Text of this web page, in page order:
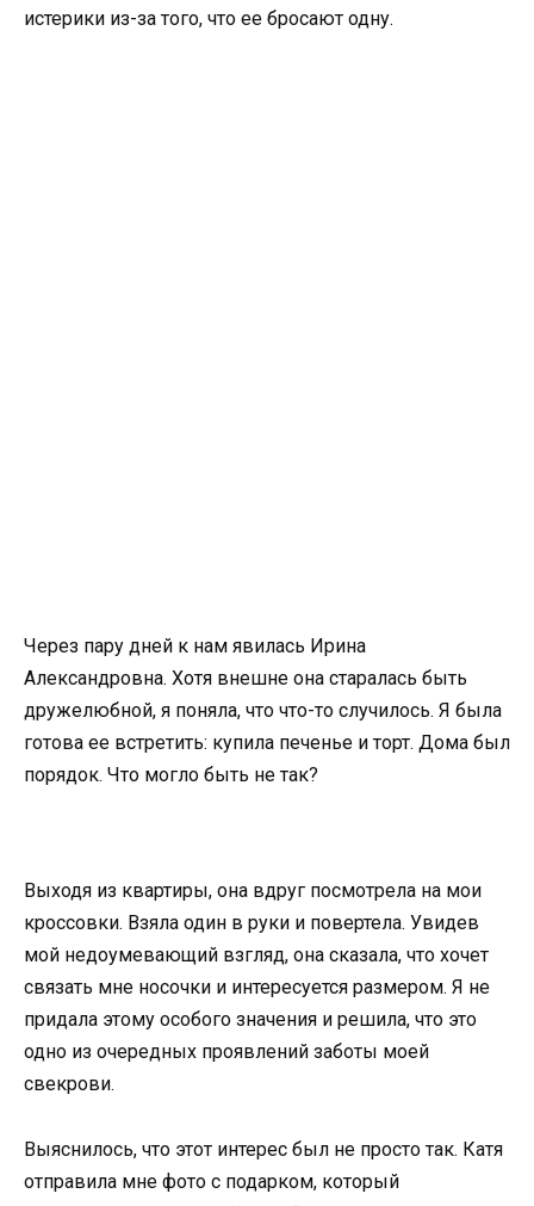
истерики из-за того, что ее бросают одну.
Через пару дней к нам явилась Ирина
Александровна. Хотя внешне она старалась быть
дружелюбной, я поняла, что что-то случилось. Я была
готова ее встретить: купила печенье и торт. Дома был
порядок. Что могло быть не так?
Выходя из квартиры, она вдруг посмотрела на мои
кроссовки. Взяла один в руки и повертела. Увидев
мой недоумевающий взгляд, она сказала, что хочет
связать мне носочки и интересуется размером. Я не
придала этому особого значения и решила, что это
одно из очередных проявлений заботы моей
свекрови.
Выяснилось, что этот интерес был не просто так. Катя
отправила мне фото с подарком, который